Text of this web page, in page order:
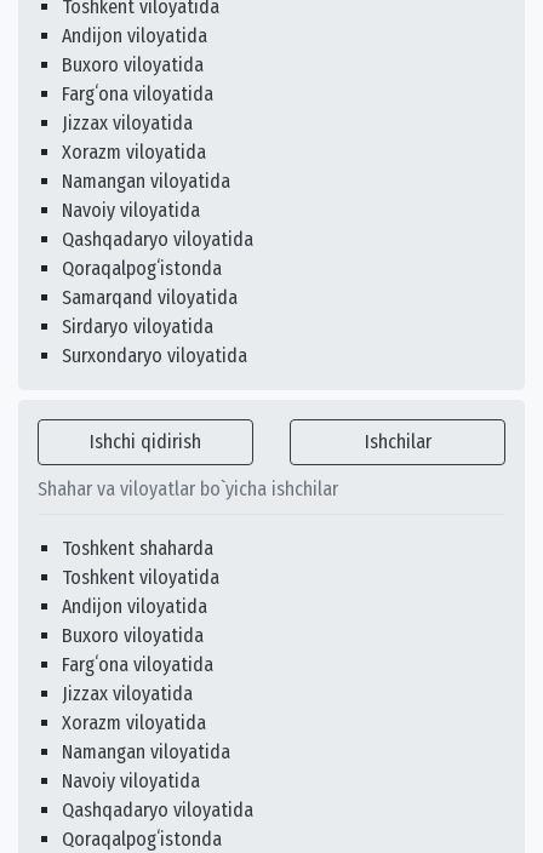
Toshkent viloyatida
Andijon viloyatida
Buxoro viloyatida
Fargʻona viloyatida
Jizzax viloyatida
Xorazm viloyatida
Namangan viloyatida
Navoiy viloyatida
Qashqadaryo viloyatida
Qoraqalpogʻistonda
Samarqand viloyatida
Sirdaryo viloyatida
Surxondaryo viloyatida
Ishchi qidirish Ishchilar
Shahar va viloyatlar bo`yicha ishchilar
Toshkent shaharda
Toshkent viloyatida
Andijon viloyatida
Buxoro viloyatida
Fargʻona viloyatida
Jizzax viloyatida
Xorazm viloyatida
Namangan viloyatida
Navoiy viloyatida
Qashqadaryo viloyatida
Qoraqalpogʻistonda